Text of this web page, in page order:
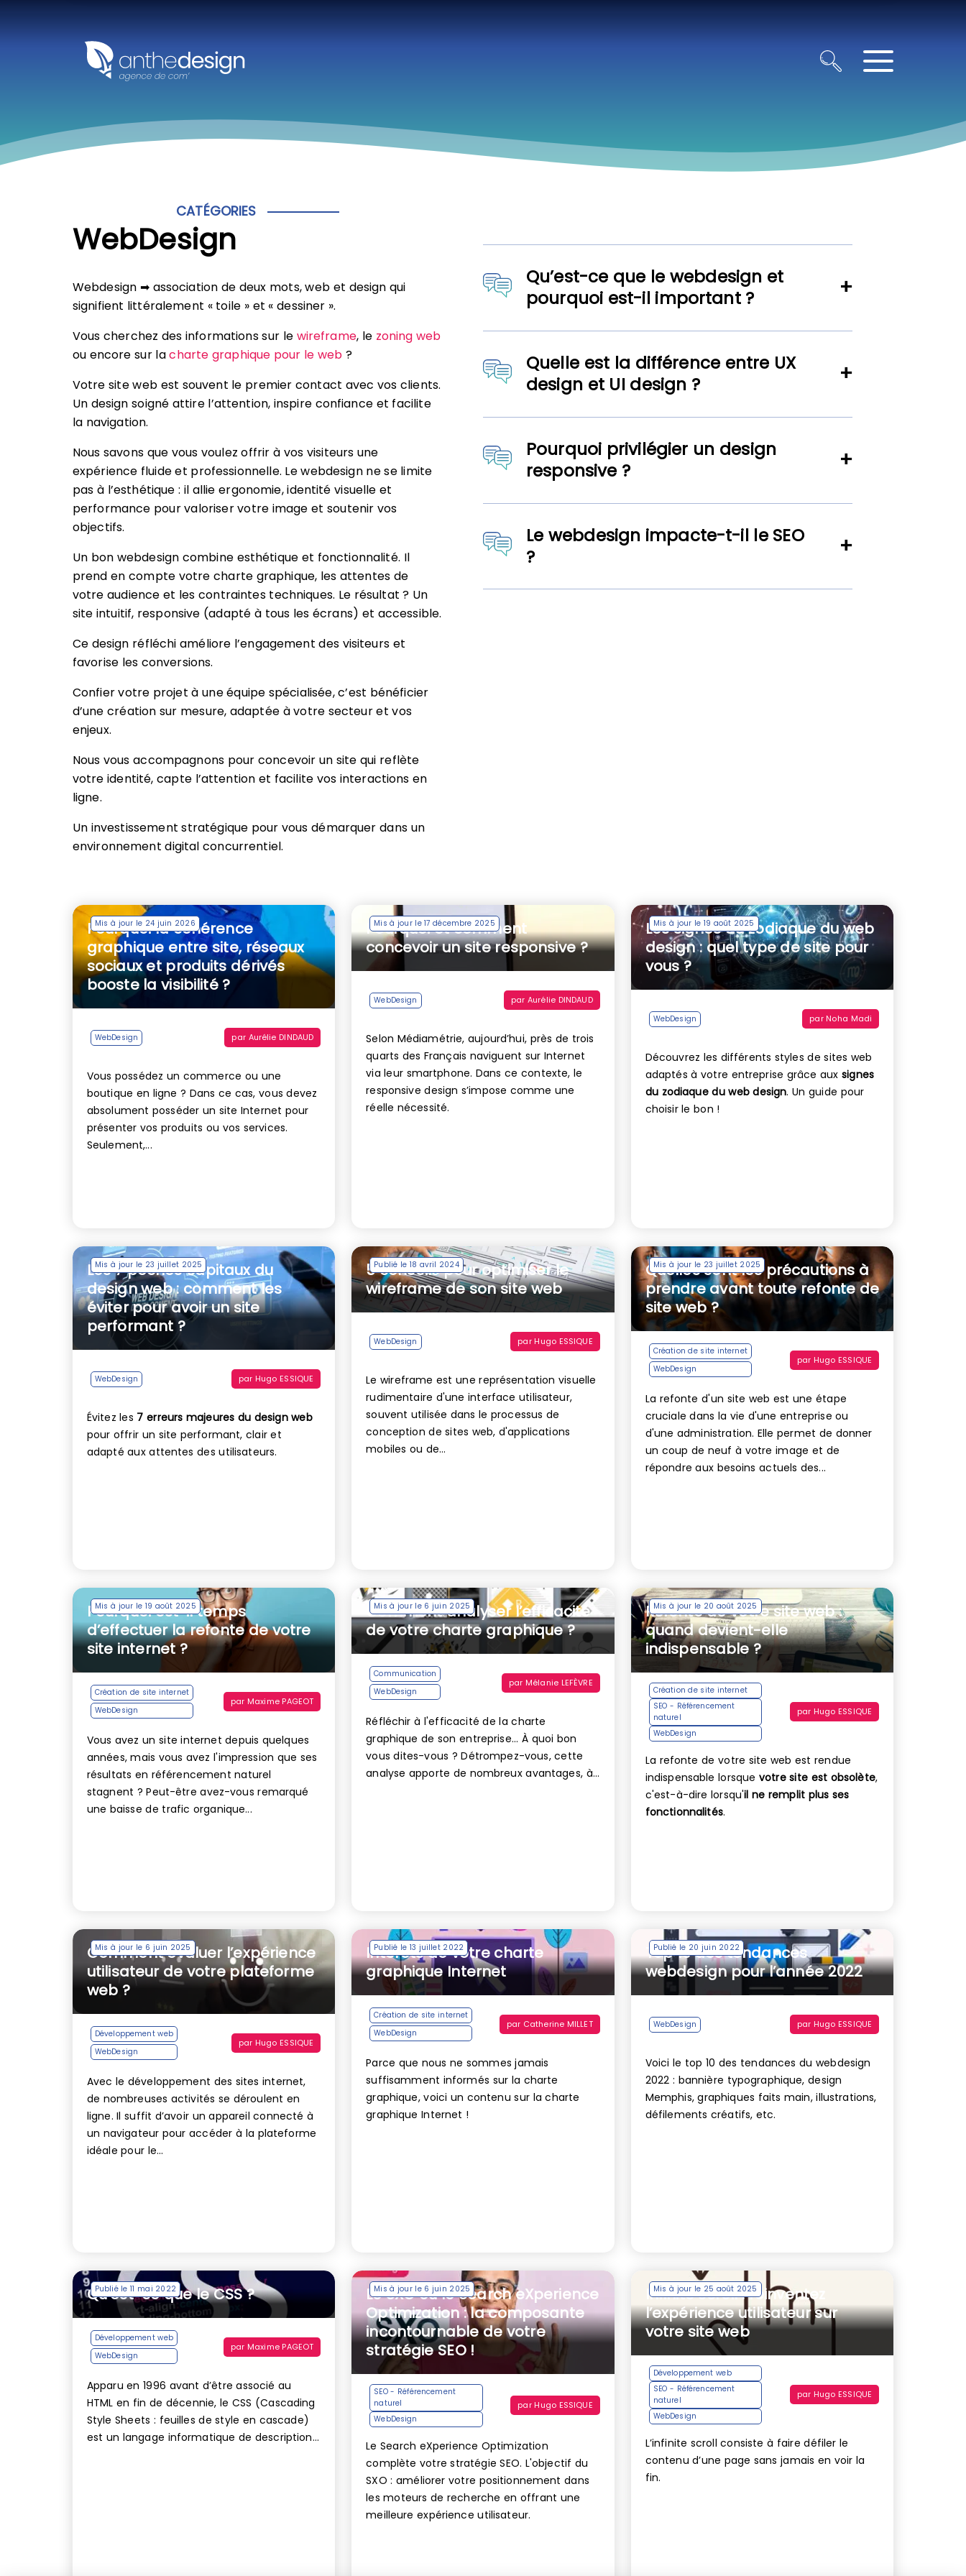
CATÉGORIES
WebDesign
Webdesign ➡ association de deux mots, web et design qui
signifient littéralement « toile » et « dessiner ».
Vous cherchez des informations sur le wireframe, le zoning web
ou encore sur lacharte graphique pour le web ?
Votre site web est souvent le premier contact avec vos clients.
Un design soigné attire l’attention, inspire confiance et facilite
la navigation.
Nous savons que vous voulez offrir à vos visiteurs une
expérience fluide et professionnelle. Le webdesign ne se limite
pas à l’esthétique : il allie ergonomie, identité visuelle et
performance pour valoriser votre image et soutenir vos
objectifs.
Un bon webdesign combine esthétique et fonctionnalité. Il
prend en compte votre charte graphique, les attentes de
votre audience et les contraintes techniques. Le résultat ? Un
site intuitif, responsive (adapté à tous les écrans) et accessible.
Ce design réfléchi améliore l’engagement des visiteurs et
favorise les conversions.
Confier votre projet à une équipe spécialisée, c’est bénéficier
d’une création sur mesure, adaptée à votre secteur et vos
enjeux.
Nous vous accompagnons pour concevoir un site qui reflète
votre identité, capte l’attention et facilite vos interactions en
ligne.
Un investissement stratégique pour vous démarquer dans un
environnement digital concurrentiel.
Qu’est-ce que le webdesign et
pourquoi est-il important ?
Quelle est la différence entre UX
design et UI design ?
Pourquoi privilégier un design
responsive ?
Le webdesign impacte-t-il le SEO
?
Mis à jour le 24 juin 2026
Pourquoi la cohérence
graphique entre site, réseaux
sociaux et produits dérivés
booste la visibilité ?
WebDesign par Aurélie DINDAUD
Vous possédez un commerce ou une
boutique en ligne ? Dans ce cas, vous devez
absolument posséder un site Internet pour
présenter vos produits ou vos services.
Seulement,...
Mis à jour le 17 décembre 2025
Pourquoi et comment
concevoir un site responsive ?
WebDesign par Aurélie DINDAUD
Selon Médiamétrie, aujourd’hui, près de trois
quarts des Français naviguent sur Internet
via leur smartphone. Dans ce contexte, le
responsive design s’impose comme une
réelle nécessité.
Mis à jour le 19 août 2025
Les signes du zodiaque du web
design : quel type de site pour
vous ?
WebDesign par Noha Madi
Découvrez les différents styles de sites web
adaptés à votre entreprise grâce auxsignes
du zodiaque du web design. Un guide pour
choisir le bon !
Mis à jour le 23 juillet 2025
Les 7 péchés capitaux du
design web : comment les
éviter pour avoir un site
performant ?
WebDesign par Hugo ESSIQUE
Évitez les 7 erreurs majeures du design web
pour offrir un site performant, clair et
adapté aux attentes des utilisateurs.
Publié le 18 avril 2024
5 conseils pour optimiser le
wireframe de son site web
WebDesign par Hugo ESSIQUE
Le wireframe est une représentation visuelle
rudimentaire d'une interface utilisateur,
souvent utilisée dans le processus de
conception de sites web, d'applications
mobiles ou de...
Mis à jour le 23 juillet 2025
Quelles sont les précautions à
prendre avant toute refonte de
site web ?
Création de site internet
WebDesign
par Hugo ESSIQUE
La refonte d'un site web est une étape
cruciale dans la vie d'une entreprise ou
d'une administration. Elle permet de donner
un coup de neuf à votre image et de
répondre aux besoins actuels des...
Mis à jour le 19 août 2025
Pourquoi est-il temps
d’effectuer la refonte de votre
site internet ?
Création de site internet
WebDesign
par Maxime PAGEOT
Vous avez un site internet depuis quelques
années, mais vous avez l'impression que ses
résultats en référencement naturel
stagnent ? Peut-être avez-vous remarqué
une baisse de trafic organique...
Mis à jour le 6 juin 2025
Comment analyser l’efficacité
de votre charte graphique ?
Communication
WebDesign
par Mélanie LEFÈVRE
Réfléchir à l'efficacité de la charte
graphique de son entreprise... À quoi bon
vous dites-vous ? Détrompez-vous, cette
analyse apporte de nombreux avantages, à...
Mis à jour le 20 août 2025
Refonte de votre site web :
quand devient-elle
indispensable ?
Création de site internet
SEO - Référencement
naturel
WebDesign
par Hugo ESSIQUE
La refonte de votre site web est rendue
indispensable lorsque votre site est obsolète,
c'est-à-dire lorsqu'il ne remplit plus ses
fonctionnalités.
Mis à jour le 6 juin 2025
Comment évaluer l’expérience
utilisateur de votre plateforme
web ?
Développement web
WebDesign
par Hugo ESSIQUE
Avec le développement des sites internet,
de nombreuses activités se déroulent en
ligne. Il suffit d’avoir un appareil connecté à
un navigateur pour accéder à la plateforme
idéale pour le...
Publié le 13 juillet 2022
Intérêts de votre charte
graphique Internet
Création de site internet
WebDesign
par Catherine MILLET
Parce que nous ne sommes jamais
suffisamment informés sur la charte
graphique, voici un contenu sur la charte
graphique Internet !
Publié le 20 juin 2022
Top 10 des tendances
webdesign pour l’année 2022
WebDesign par Hugo ESSIQUE
Voici le top 10 des tendances du webdesign
2022 : bannière typographique, design
Memphis, graphiques faits main, illustrations,
défilements créatifs, etc.
Publié le 11 mai 2022
Qu’est-ce que le CSS ?
Développement web
WebDesign
par Maxime PAGEOT
Apparu en 1996 avant d’être associé au
HTML en fin de décennie, le CSS (Cascading
Style Sheets : feuilles de style en cascade)
est un langage informatique de description...
Mis à jour le 6 juin 2025
Le SXO ou le Search eXperience
Optimization : la composante
incontournable de votre
stratégie SEO !
SEO - Référencement
naturel
WebDesign
par Hugo ESSIQUE
Le Search eXperience Optimization
complète votre stratégie SEO. L'objectif du
SXO : améliorer votre positionnement dans
les moteurs de recherche en offrant une
meilleure expérience utilisateur.
Mis à jour le 25 août 2025
Infinite scroll : réinventez
l’expérience utilisateur sur
votre site web
Développement web
SEO - Référencement
naturel
WebDesign
par Hugo ESSIQUE
L’infinite scroll consiste à faire défiler le
contenu d’une page sans jamais en voir la
fin.